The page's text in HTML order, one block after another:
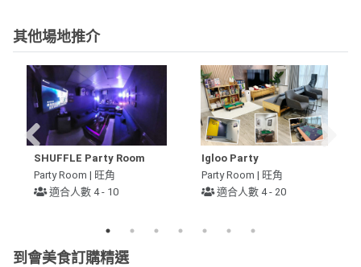
其他場地推介
SHUFFLE Party Room
Party Room | 旺角
適合人數 4 - 10
Igloo Party
Party Room | 旺角
適合人數 4 - 20
到會美食訂購精選